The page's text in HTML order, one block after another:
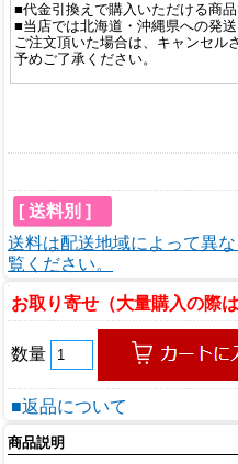
■代金引換えで購入いただける商品
■当店では北海道・沖縄県への発
ご注文頂いた場合は、キャンセル
予めご了承ください。
[ 送料別 ]
送料は配送地域によって異
覧ください。
お取り寄せ（大量購入の際
数量
■返品について
商品説明